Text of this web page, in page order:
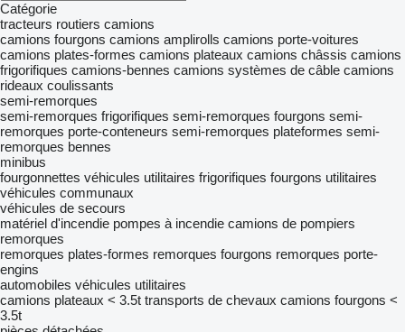
Catégorie
tracteurs routiers camions
camions fourgons camions amplirolls camions porte-voitures
camions plates-formes camions plateaux camions châssis camions
frigorifiques camions-bennes camions systèmes de câble camions
rideaux coulissants
semi-remorques
semi-remorques frigorifiques semi-remorques fourgons semi-
remorques porte-conteneurs semi-remorques plateformes semi-
remorques bennes
minibus
fourgonnettes véhicules utilitaires frigorifiques fourgons utilitaires
véhicules communaux
véhicules de secours
matériel d'incendie pompes à incendie camions de pompiers
remorques
remorques plates-formes remorques fourgons remorques porte-
engins
automobiles véhicules utilitaires
camions plateaux < 3.5t transports de chevaux camions fourgons <
3.5t